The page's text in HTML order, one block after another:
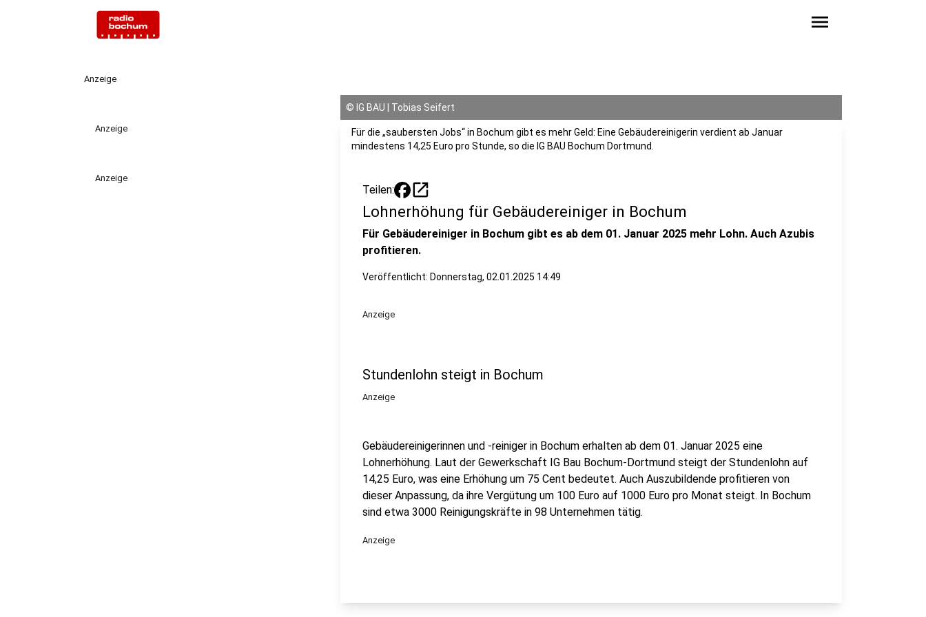
menu
Anzeige
Anzeige
Anzeige
© IG BAU | Tobias Seifert
Für die „saubersten Jobs“ in Bochum gibt es mehr Geld: Eine Gebäudereinigerin verdient ab Januar
mindestens 14,25 Euro pro Stunde, so die IG BAU Bochum Dortmund.
Teilen: open_in_new
Lohnerhöhung für Gebäudereiniger in Bochum
Für Gebäudereiniger in Bochum gibt es ab dem 01. Januar 2025 mehr Lohn. Auch Azubis
profitieren.
Veröffentlicht: Donnerstag, 02.01.2025 14:49
Anzeige
Stundenlohn steigt in Bochum
Anzeige
Gebäudereinigerinnen und -reiniger in Bochum erhalten ab dem 01. Januar 2025 eine
Lohnerhöhung. Laut der Gewerkschaft IG Bau Bochum-Dortmund steigt der Stundenlohn auf
14,25 Euro, was eine Erhöhung um 75 Cent bedeutet. Auch Auszubildende profitieren von
dieser Anpassung, da ihre Vergütung um 100 Euro auf 1000 Euro pro Monat steigt. In Bochum
sind etwa 3000 Reinigungskräfte in 98 Unternehmen tätig.
Anzeige